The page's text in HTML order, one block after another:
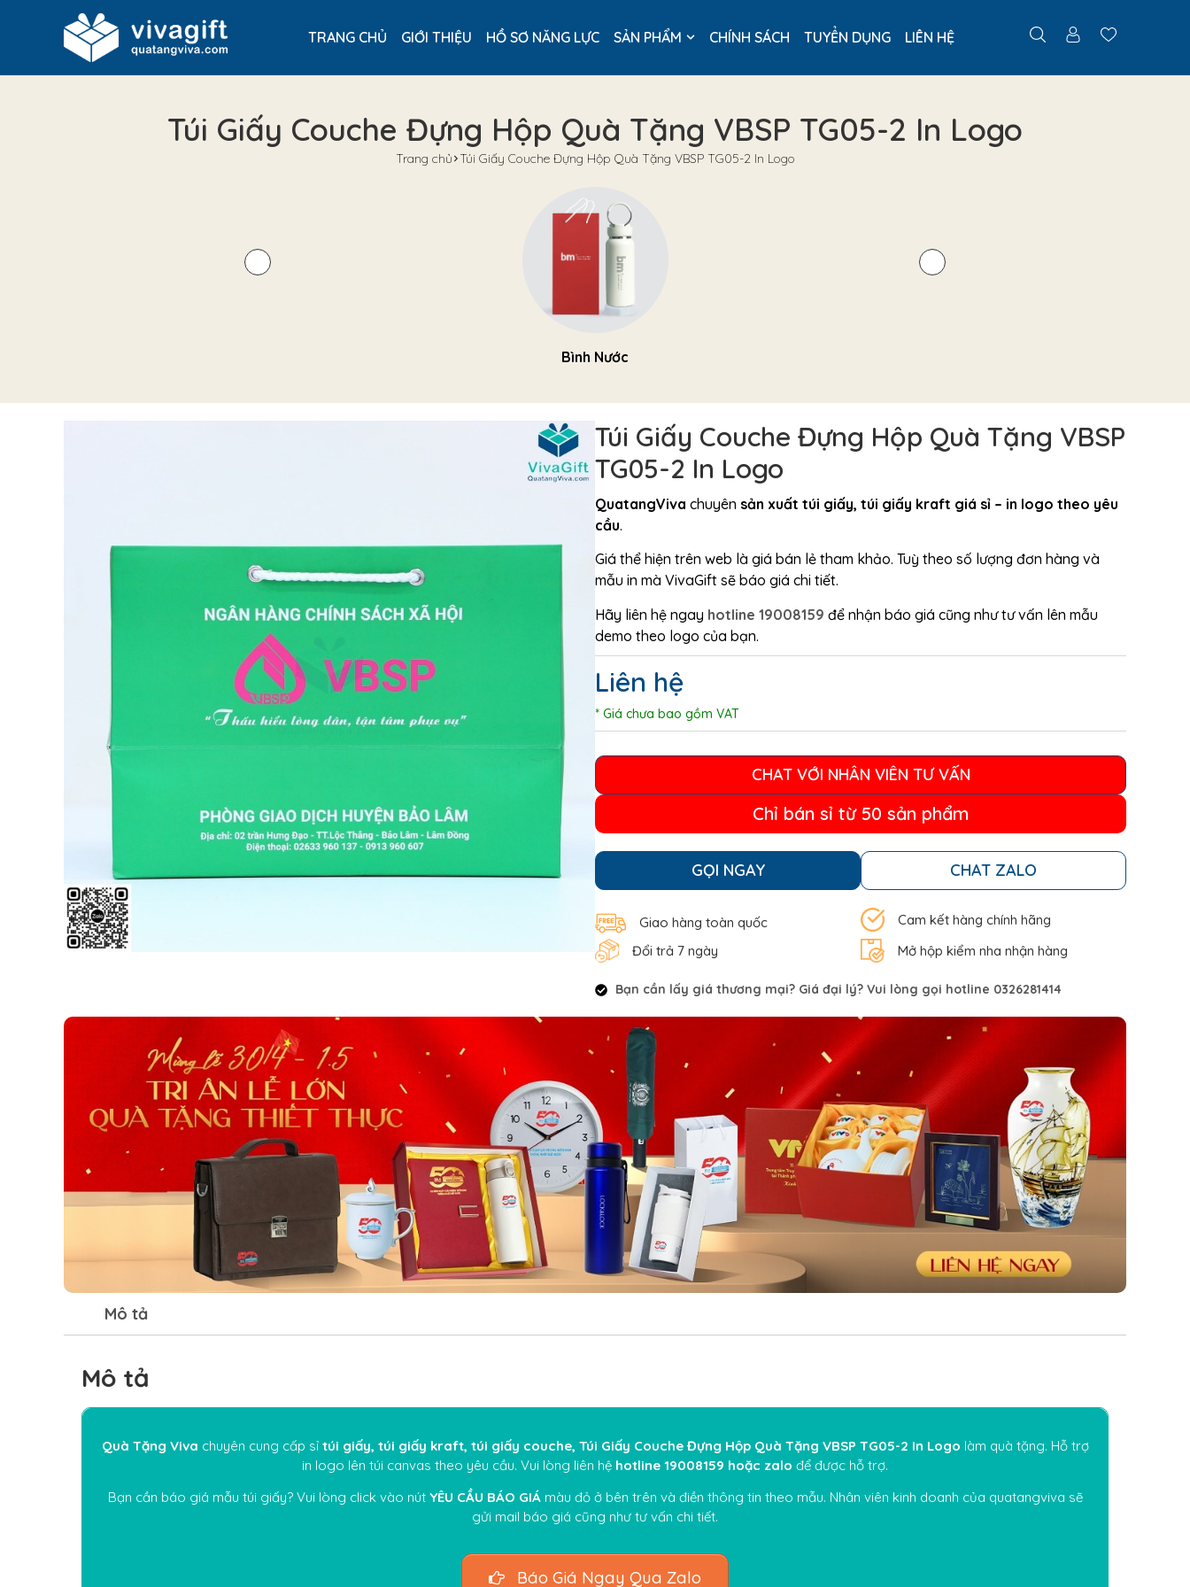
TRANG CHỦ GIỚI THIỆU HỒ SƠ NĂNG LỰC SẢN PHẨM CHÍNH SÁCH TUYỂN DỤNG LIÊN HỆ
Túi Giấy Couche Đựng Hộp Quà Tặng VBSP TG05-2 In Logo
Trang chủ Túi Giấy Couche Đựng Hộp Quà Tặng VBSP TG05-2 In Logo
Bình Nước
Túi Giấy Couche Đựng Hộp Quà Tặng VBSP
TG05-2 In Logo
QuatangViva chuyên sản xuất túi giấy, túi giấy kraft giá sỉ – in logo theo yêu
cầu.
Giá thể hiện trên web là giá bán lẻ tham khảo. Tuỳ theo số lượng đơn hàng và
mẫu in mà VivaGift sẽ báo giá chi tiết.
Hãy liên hệ ngay hotline 19008159 để nhận báo giá cũng như tư vấn lên mẫu
demo theo logo của bạn.
Liên hệ
* Giá chưa bao gồm VAT
CHAT VỚI NHÂN VIÊN TƯ VẤN
Chỉ bán sỉ từ 50 sản phẩm
GỌI NGAY CHAT ZALO
Giao hàng toàn quốc
Cam kết hàng chính hãng
Đổi trả 7 ngày
Mở hộp kiểm nha nhận hàng
Bạn cần lấy giá thương mại? Giá đại lý? Vui lòng gọi hotline 0326281414
Mô tả
Mô tả
Quà Tặng Viva chuyên cung cấp sỉtúi giấy, túi giấy kraft, túi giấy couche, Túi Giấy Couche Đựng Hộp Quà Tặng VBSP TG05-2 In Logo làm quà tặng. Hỗ trợ
in logo lên túi canvas theo yêu cầu. Vui lòng liên hệ hotline 19008159 hoặc zalo để được hỗ trợ.
Bạn cần báo giá mẫu túi giấy? Vui lòng click vào nút YÊU CẦU BÁO GIÁmàu đỏ ở bên trên và điền thông tin theo mẫu. Nhân viên kinh doanh của quatangviva sẽ
gửi mail báo giá cũng như tư vấn chi tiết.
Báo Giá Ngay Qua Zalo